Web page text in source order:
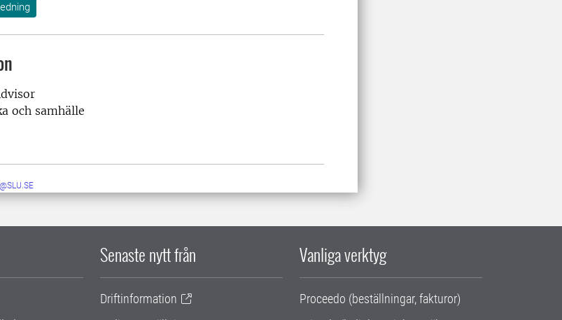
och samhälle
Senaste nytt från
Driftinformation
Vanliga verktyg
Proceedo (beställningar, fakturor)